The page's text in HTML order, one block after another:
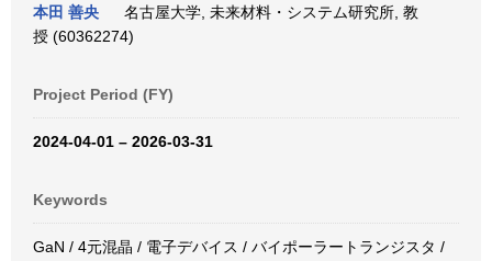
本田 善央
名古屋大学, 未来材料・システム研究所, 教
授 (60362274)
Project Period (FY)
2024-04-01 – 2026-03-31
Keywords
GaN / 4元混晶 / 電子デバイス / バイポーラートランジスタ /